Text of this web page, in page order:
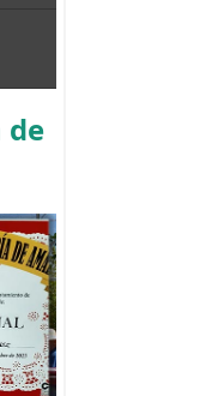
de